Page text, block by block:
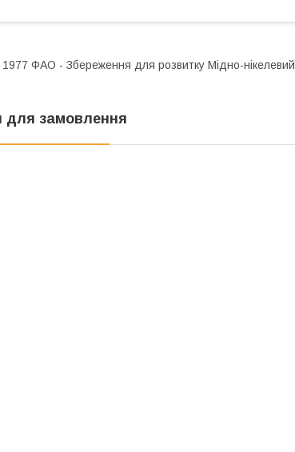
1977 ФАО - Збереження для розвитку Мідно-
для замовлення